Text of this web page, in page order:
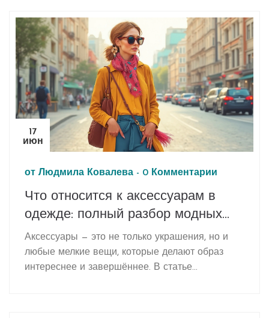
17
июн
от Людмила Ковалева - 0 Комментарии
Что относится к аксессуарам в
одежде: полный разбор модных
деталей
Аксессуары — это не только украшения, но и
любые мелкие вещи, которые делают образ
интереснее и завершённее. В статье